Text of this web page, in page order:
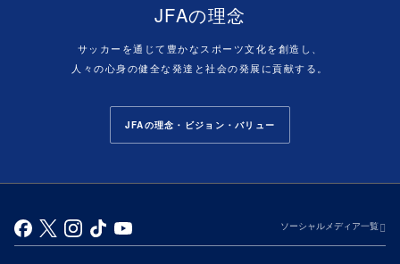
JFAの理念
サッカーを通じて豊かなスポーツ文化を創造し、
人々の心身の健全な発達と社会の発展に貢献する。
JFAの理念・ビジョン・バリュー
ソーシャルメディア一覧